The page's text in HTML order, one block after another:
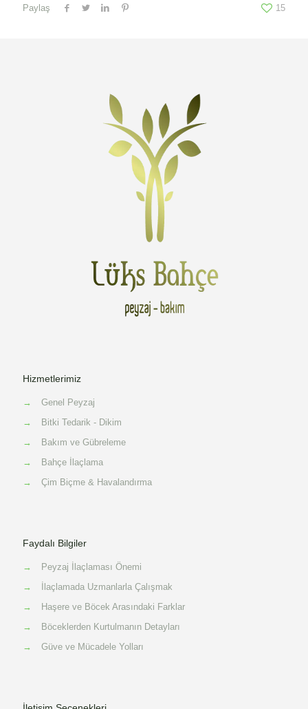
Paylaş 15
Hizmetlerimiz
→
Genel Peyzaj
→
Bitki Tedarik - Dikim
→
Bakım ve Gübreleme
→
Bahçe İlaçlama
→
Çim Biçme & Havalandırma
Faydalı Bilgiler
→
Peyzaj İlaçlaması Önemi
→
İlaçlamada Uzmanlarla Çalışmak
→
Haşere ve Böcek Arasındaki Farklar
→
Böceklerden Kurtulmanın Detayları
→
Güve ve Mücadele Yolları